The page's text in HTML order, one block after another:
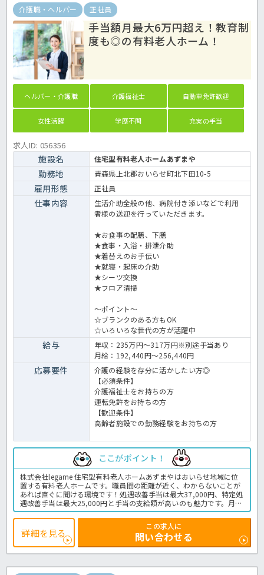
介護職・ヘルパー 正社員
手当額月最大6万円超え！教育制
度も◎の有料老人ホーム！
ヘルパー・介護職 介護福祉士 自動車免許歓迎
女性活躍 学歴不問 充実の手当
求人ID: 056356
施設名 住宅型有料老人ホームあずまや
勤務地 青森県上北郡おいらせ町北下田10-5
雇用形態 正社員
仕事内容
生活介助全般の他、病院付き添いなどで利用
者様の送迎を行っていただきます。
★お食事の配膳、下膳
★食事・入浴・排泄介助
★着替えのお手伝い
★就寝・起床の介助
★シーツ交換
★フロア清掃
～ポイント～
☆ブランクのある方もOK
☆いろいろな世代の方が活躍中
給与
年収：235万円～317万円※別途手当あり
月給：192,440円～256,440円
応募要件
介護の経験を存分に活かしたい方◎
【必須条件】
介護福祉士をお持ちの方
運転免許をお持ちの方
【歓迎条件】
高齢者施設での勤務経験をお持ちの方
ここがポイント！
株式会社legame 住宅型有料老人ホームあずまやはおいらせ地域に位
置する有料老人ホームです。職員間の距離が近く、わからないことが
あれば直ぐに聞ける環境です！処遇改善手当は最大37,000円、特定処
遇改善手当は最大25,000円と手当の支給額が高いのも魅力です。月に
一度、ミーティング兼社内研修もあるため実務で経験を積み研修で知
識を身に着けることが出来ます。気になる方はほっ介護までお問い合
わせください。有料老人ホームでの介護業務全般です。
＜介護職 正職員 有料老人ホームの求人＞
詳細を見る
この求人に
問い合わせる